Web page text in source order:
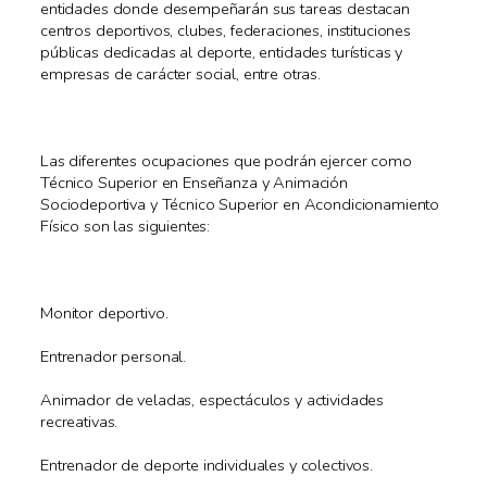
entidades donde desempeñarán sus tareas destacan
centros deportivos, clubes, federaciones, instituciones
públicas dedicadas al deporte, entidades turísticas y
empresas de carácter social, entre otras.
Las diferentes ocupaciones que podrán ejercer como
Técnico Superior en Enseñanza y Animación
Sociodeportiva y Técnico Superior en Acondicionamiento
Físico son las siguientes:
Monitor deportivo.
Entrenador personal.
Animador de veladas, espectáculos y actividades
recreativas.
Entrenador de deporte individuales y colectivos.